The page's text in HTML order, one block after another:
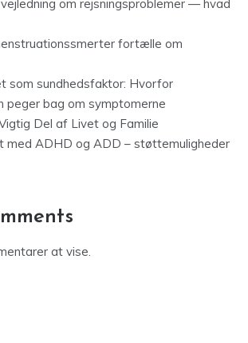
om rejsningsproblemer — hvad
fortælle om
som sundhedsfaktor: Hvorfor
peger bag om symptomerne
Del af Livet og Familie
med ADHD og ADD – støttemuligheder
at vise.